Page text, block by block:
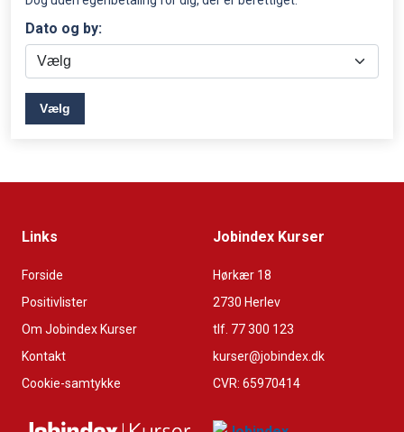
Dato og by:
Vælg
Links
Forside
Positivlister
Om Jobindex Kurser
Kontakt
Cookie-samtykke
Jobindex Kurser
Hørkær 18
2730 Herlev
tlf. 77 300 123
kurser@jobindex.dk
CVR: 65970414